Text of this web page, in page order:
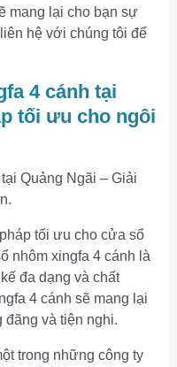
mang lại cho bạn sự
hệ với chúng tôi để
4 cánh tại
tối ưu cho ngôi
Quảng Ngãi – Giải
tối ưu cho cửa sổ
nhôm xingfa 4 cánh là
đa dạng và chất
4 cánh sẽ mang lại
đãng và tiện nghi.
trong những công ty